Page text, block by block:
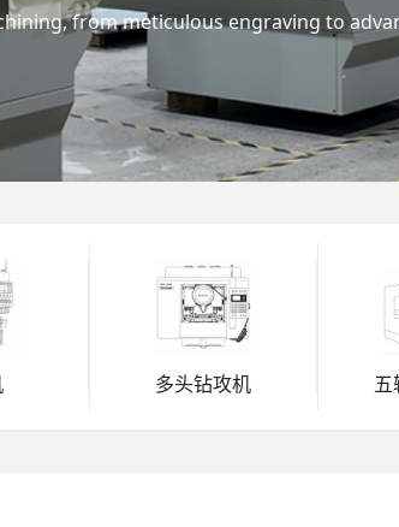
from meticulous engraving to
多头钻攻机 五